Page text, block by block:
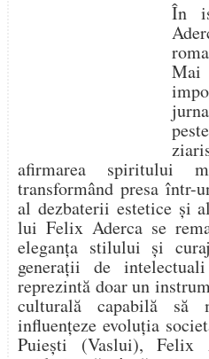
În
Mai
afirmarea spiritului
transformând presa
al dezbaterii estetice și
lui Felix Aderca se
eleganța stilului și
generații de
reprezintă doar un
culturală capabilă să
influențeze evoluția
Puiești (Vaslui), Felix